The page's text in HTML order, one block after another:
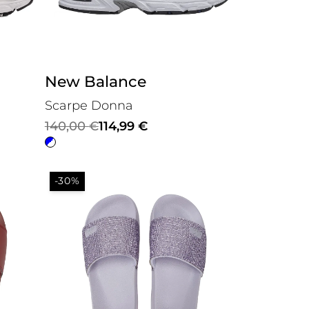
New Balance
Scarpe Donna
140,00€
Il
prezzo
era:
140,00 €.
114,99 €
Il
prezzo
è:
114,99 €.
-30%